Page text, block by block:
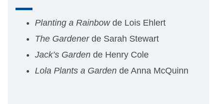
Planting a Rainbowde Lois Ehlert
The Gardener de Sarah Stewart
Jack’s Garden de Henry Cole
Lola Plants a Garden de Anna McQuinn